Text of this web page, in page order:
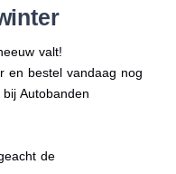
valt!
en bestel vandaag nog
Autobanden
de